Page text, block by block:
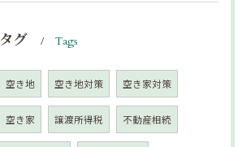
タグ Tags
空き地 空き地対策 空き家対策
空き家 譲渡所得税 不動産相続